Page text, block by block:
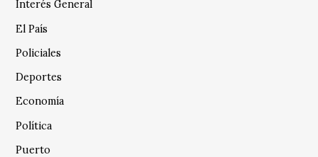
Interés General
El País
Policiales
Deportes
Economía
Política
Puerto